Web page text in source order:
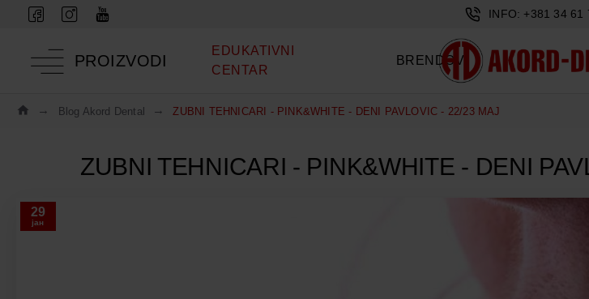
INFO: +381 34 61
PROIZVODI
EDUKATIVNI
CENTAR
BRENDOVI
Blog Akord Dental ZUBNI TEHNICARI - PINK&WHITE - DENI PAVLOVIC - 22/23 MAJ
ZUBNI TEHNICARI - PINK&WHITE - DENI
29
јан